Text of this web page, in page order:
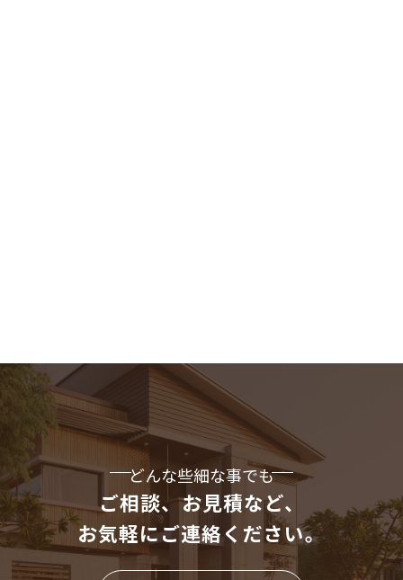
どんな些細な事でも
ご相談、お見積など、
お気軽にご連絡ください。